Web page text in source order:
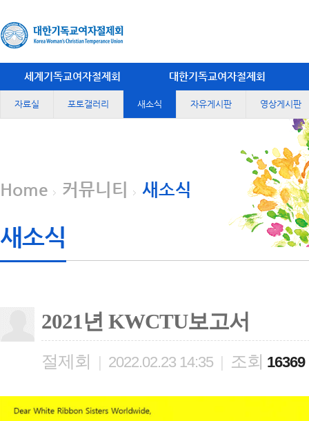
세계기독교여자절제회 대한기독교여자절제회
자료실 포토갤러리 새소식 자유게시판 영상게시판
Home 커뮤니티 새소식
새소식
2021년 KWCTU보고서
절제회 | 2022.02.23 14:35 | 조회 16369